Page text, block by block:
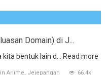
Domain) di J...
bentuk lain d... Read more
Anime Jejepangan 66.4k